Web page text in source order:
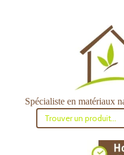
Spécialiste en matériaux